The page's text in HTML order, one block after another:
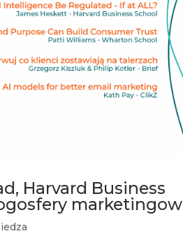
Harvard Business